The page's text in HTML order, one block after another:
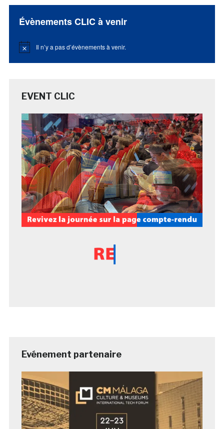
Évènements CLIC à venir
Notice Il n’y a pas d’évènements à venir.
EVENT CLIC
Evénement partenaire